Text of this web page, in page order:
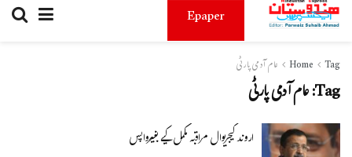
Epaper
Home Tag عام آدمی پارٹی
Tag:عام آدمی پارٹی
اروند کیجریوال مراقبہ مکمل کیے بغیرواپس